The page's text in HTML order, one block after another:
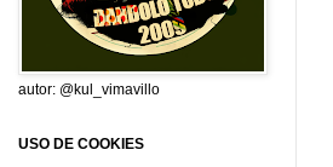
autor: @kul_vimavillo
USO DE COOKIES